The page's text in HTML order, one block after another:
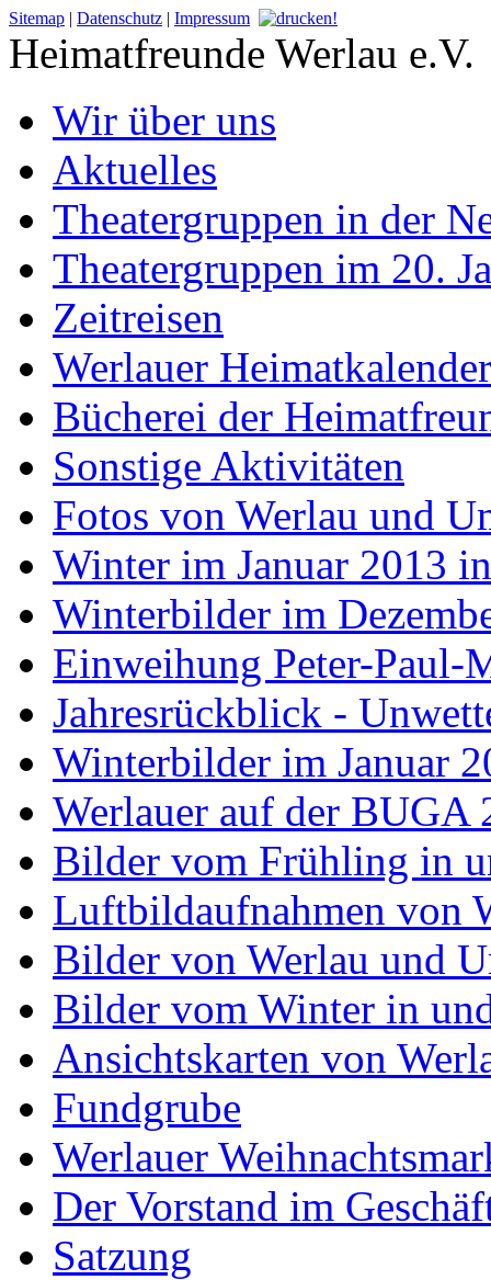
Sitemap | Datenschutz | Impressum
Heimatfreunde Werlau e.V.
Wir über uns
Aktuelles
Theatergruppen in der
Theatergruppen im 20.
Zeitreisen
Werlauer Heimatkalender
Bücherei der
Sonstige Aktivitäten
Fotos von Werlau und
Winter im Januar 2013
Winterbilder im
Einweihung Peter-Paul-
Jahresrückblick -
Winterbilder im Januar
Werlauer auf der BUGA
Bilder vom Frühling in
Luftbildaufnahmen von
Bilder von Werlau und
Bilder vom Winter in
Ansichtskarten von
Fundgrube
Werlauer
Der Vorstand im
Satzung